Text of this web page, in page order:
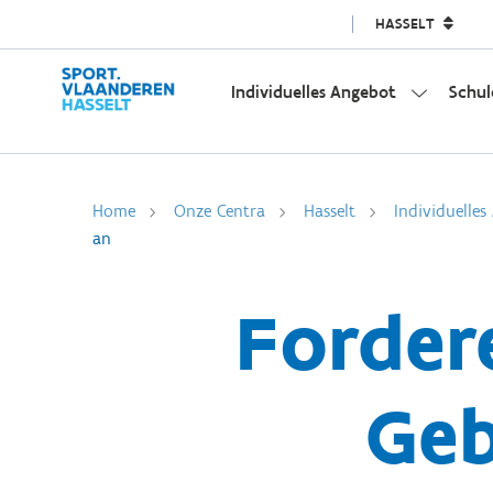
HASSELT
Individuelles Angebot
Home Onze Centra Hasselt
Individuelles
an